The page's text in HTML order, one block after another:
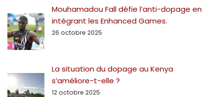
Mouhamadou Fall défie l’anti-dopage en
intégrant les Enhanced Games.
26 octobre 2025
La situation du dopage au Kenya
s’améliore-t-elle ?
12 octobre 2025